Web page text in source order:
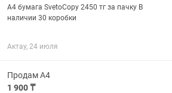
А4 бумага SvetoCopy 2450 тг за пачку В
наличии 30 коробки
Актау, 24 июля
Продам А4
1 900 ₸